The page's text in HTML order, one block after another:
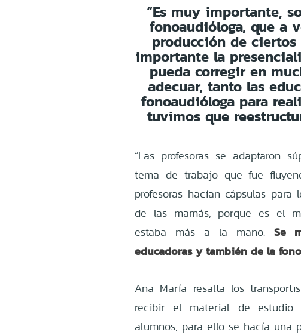
“Es muy importante,
fonoaudióloga, que a
producción de
importante la
pueda corregir en
adecuar, tanto las
fonoaudióloga para
tuvimos que
“Las profesoras se adaptaron
tema de trabajo que fue
profesoras hacían cápsulas
de las mamás, porque es el
estaba más a la mano. Se
educadoras y también de la
Ana María resalta los
recibir el material de
alumnos, para ello se hacía una